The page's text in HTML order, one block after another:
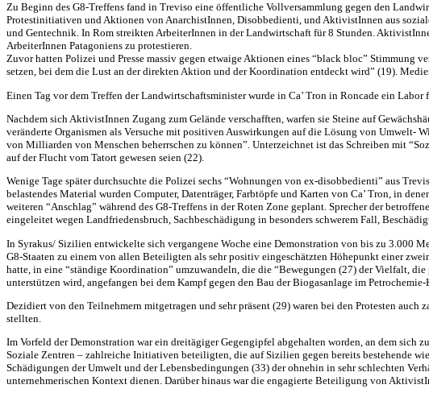
Zu Beginn des G8-Treffens fand in Treviso eine öffentliche Vollversammlung gegen den
Protestinitiativen und Aktionen von AnarchistInnen, Disobbedienti, und AktivistInnen aus
und Gentechnik. In Rom streikten ArbeiterInnen in der Landwirtschaft für 8 Stunden.
ArbeiterInnen Patagoniens zu protestieren.
Zuvor hatten Polizei und Presse massiv gegen etwaige Aktionen eines “black bloc” Stimmung
setzen, bei dem die Lust an der direkten Aktion und der Koordination entdeckt wird” (19).
Einen Tag vor dem Treffen der Landwirtschaftsminister wurde in Ca’ Tron in Roncade ein
Nachdem sich AktivistInnen Zugang zum Gelände verschafften, warfen sie Steine auf
veränderte Organismen als Versuche mit positiven Auswirkungen auf die Lösung von Umwelt-
von Milliarden von Menschen beherrschen zu können”. Unterzeichnet ist das Schreiben mit
auf der Flucht vom Tatort gewesen seien (22).
Wenige Tage später durchsuchte die Polizei sechs “Wohnungen von ex-disobbedienti” aus
belastendes Material wurden Computer, Datenträger, Farbtöpfe und Karten von Ca’ Tron, in
weiteren “Anschlag” während des G8-Treffens in der Roten Zone geplant. Sprecher der
eingeleitet wegen Landfriedensbruch, Sachbeschädigung in besonders schwerem Fall,
In Syrakus/ Sizilien entwickelte sich vergangene Woche eine Demonstration von bis zu 3.000
G8-Staaten zu einem von allen Beteiligten als sehr positiv eingeschätzten Höhepunkt einer
hatte, in eine “ständige Koordination” umzuwandeln, die die “Bewegungen (27) der Vielfalt,
unterstützen wird, angefangen bei dem Kampf gegen den Bau der Biogasanlage im
Dezidiert von den Teilnehmern mitgetragen und sehr präsent (29) waren bei den Protesten
stellten.
Im Vorfeld der Demonstration war ein dreitägiger Gegengipfel abgehalten worden, an dem
Soziale Zentren – zahlreiche Initiativen beteiligten, die auf Sizilien gegen bereits bestehende
Schädigungen der Umwelt und der Lebensbedingungen (33) der ohnehin in sehr schlechten
unternehmerischen Kontext dienen. Darüber hinaus war die engagierte Beteiligung von